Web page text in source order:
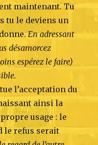
maintenant. Tu
tu le deviens un
En adressant
désamorcez
espérez le faire)
l’acceptation du
ainsi la
usage : le
le refus serait